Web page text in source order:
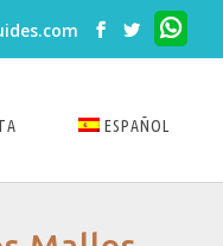
ESPAÑOL